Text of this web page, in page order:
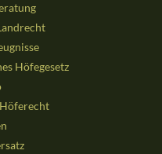
Höfegesetz